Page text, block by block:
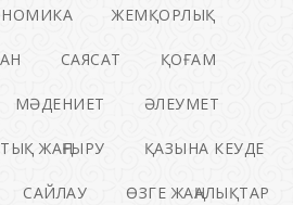
ЖЕМҚОРЛЫҚ
САЯСАТ ҚОҒАМ
МӘДЕНИЕТ ӘЛЕУМЕТ
ЖАҢҒЫРУ ҚАЗЫНА КЕУДЕ
САЙЛАУ ӨЗГЕ ЖАҢАЛЫҚТАР